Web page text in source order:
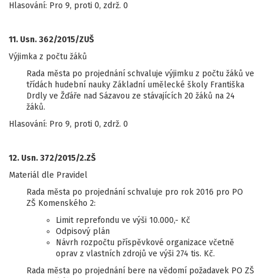
Hlasování: Pro 9, proti 0, zdrž. 0
11. Usn. 362/2015/ZUŠ
Výjimka z počtu žáků
Rada města po projednání schvaluje výjimku z počtu žáků ve
třídách hudební nauky Základní umělecké školy Františka
Drdly ve Žďáře nad Sázavou ze stávajících 20 žáků na 24
žáků.
Hlasování: Pro 9, proti 0, zdrž. 0
12. Usn. 372/2015/2.ZŠ
Materiál dle Pravidel
Rada města po projednání schvaluje pro rok 2016 pro PO
ZŠ Komenského 2:
Limit reprefondu ve výši 10.000,- Kč
Odpisový plán
Návrh rozpočtu příspěvkové organizace včetně
oprav z vlastních zdrojů ve výši 274 tis. Kč.
Rada města po projednání bere na vědomí požadavek PO ZŠ